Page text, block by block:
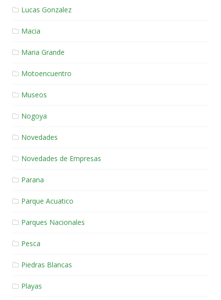
Lucas Gonzalez
Macia
Maria Grande
Motoencuentro
Museos
Nogoya
Novedades
Novedades de Empresas
Parana
Parque Acuatico
Parques Nacionales
Pesca
Piedras Blancas
Playas